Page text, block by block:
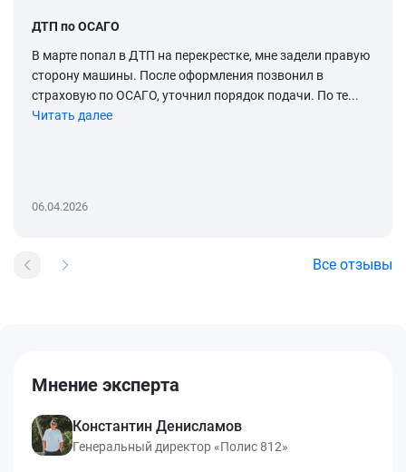
ДТП по ОСАГО
В марте попал в ДТП на перекрестке, мне задели правую
сторону машины. После оформления позвонил в
страховую по ОСАГО, уточнил порядок подачи. По те...
Читать далее
06.04.2026
Все отзывы
Мнение эксперта
Константин Денисламов
Генеральный директор «Полис 812»